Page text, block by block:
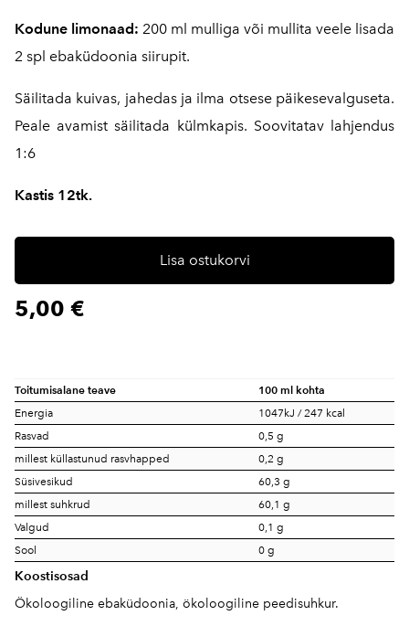
Toitumisalane teave 100 ml kohta
Energia
1047kJ / 247 kcal
Rasvad
0,5 g
millest küllastunud rasvhapped
0,2 g
Süsivesikud
60,3 g
millest suhkrud
60,1 g
Valgud
0,1 g
Sool
0 g
Koostisosad
Ökoloogiline ebaküdoonia, ökoloogiline peedisuhkur.
Kodune limonaad: 200 ml mulliga või mullita veele lisada
2 spl ebaküdoonia siirupit.
Säilitada kuivas, jahedas ja ilma otsese päikesevalguseta.
Peale avamist säilitada külmkapis. Soovitatav lahjendus
1:6
Kastis 12tk.
Lisa ostukorvi
5,00 €